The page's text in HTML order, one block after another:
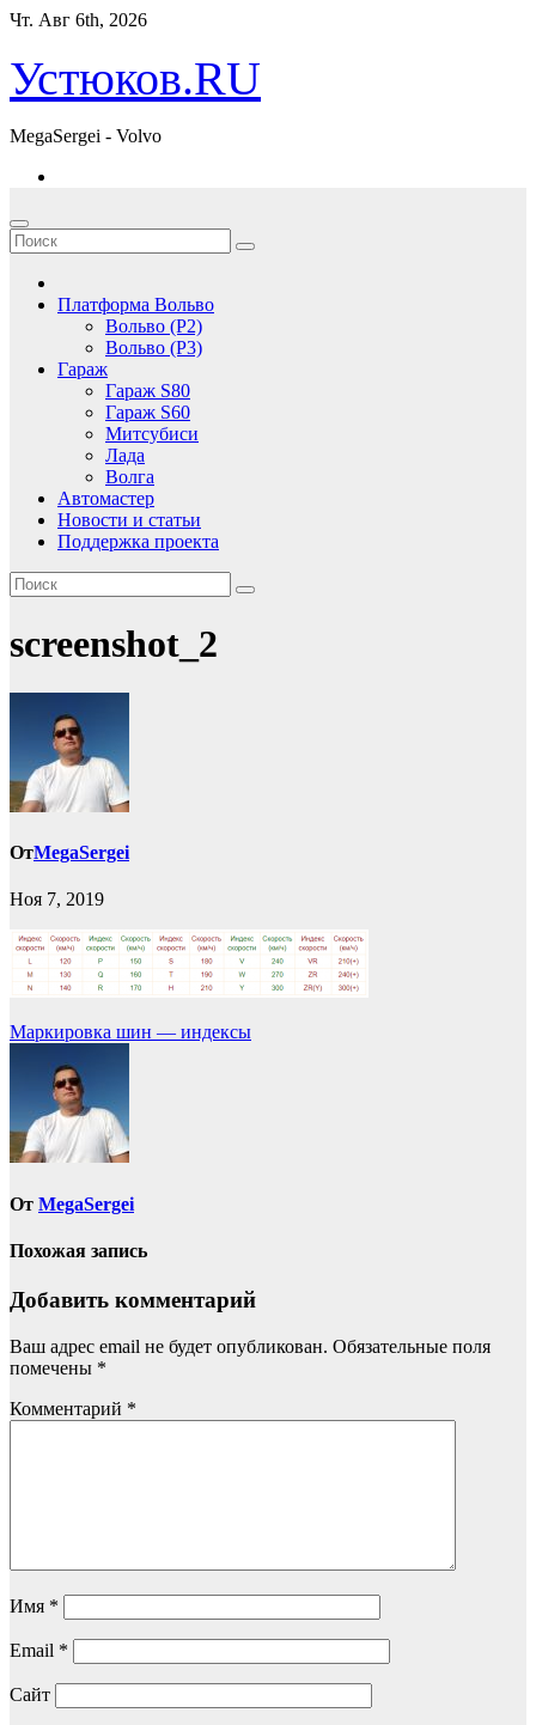
Перейти
содержимому
Чт. Авг 6th, 2026
Устюков.RU
MegaSergei - Volvo
Платформа Вольво
Вольво (P2)
Вольво (P3)
Гараж
Гараж S80
Гараж S60
Митсубиси
Лада
Волга
Автомастер
Новости и статьи
Поддержка проекта
screenshot_2
ОтMegaSergei
Ноя 7, 2019
Навигация
записям
Маркировка шин — индексы
От MegaSergei
Похожая запись
Добавить комментарий
Ваш адрес email не будет опубликован. Обязательные поля
помечены *
Комментарий *
Имя *
Email *
Сайт